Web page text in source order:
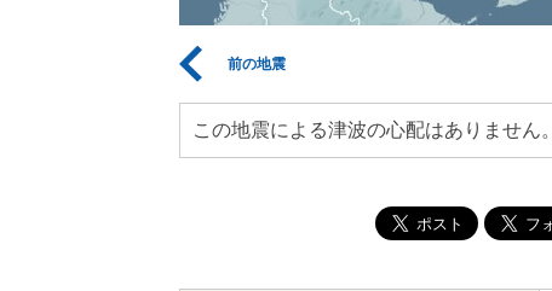
前の地震
この地震による津波の心配はありません。